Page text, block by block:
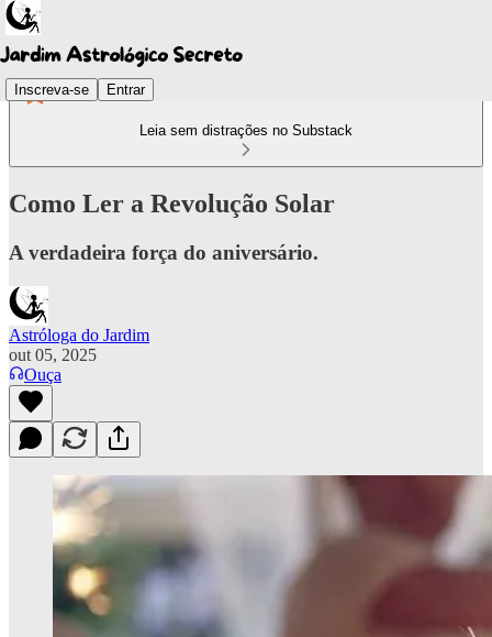
Inscreva-se Entrar
Leia sem distrações no Substack
Como Ler a Revolução Solar
A verdadeira força do aniversário.
Astróloga do Jardim
out 05, 2025
Ouça